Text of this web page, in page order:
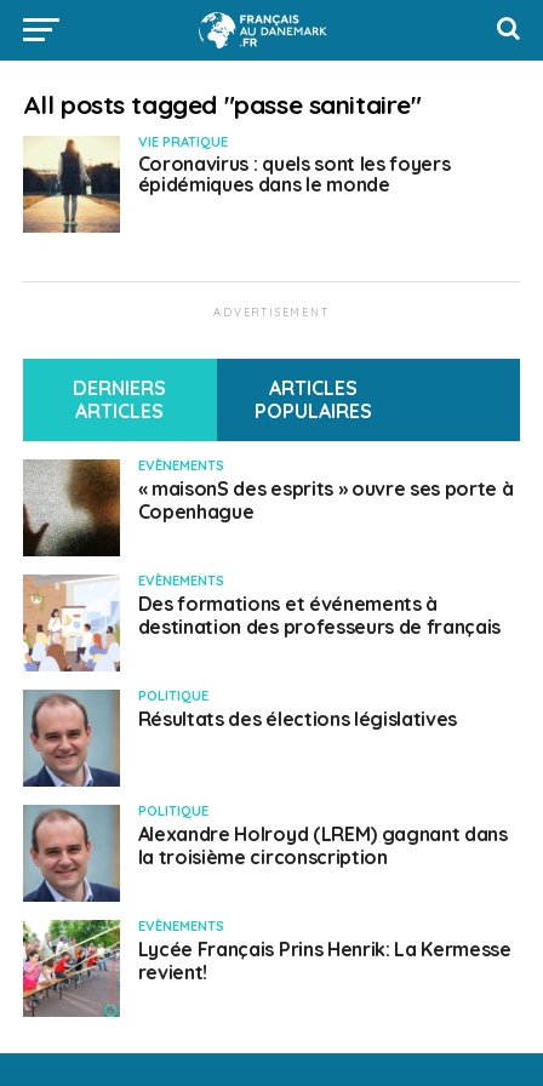
All posts tagged "passe sanitaire"
VIE PRATIQUE
Coronavirus : quels sont les foyers
épidémiques dans le monde
ADVERTISEMENT
DERNIERS
ARTICLES
ARTICLES
POPULAIRES
EVÈNEMENTS
« maisonS des esprits » ouvre ses porte à
Copenhague
EVÈNEMENTS
Des formations et événements à
destination des professeurs de français
POLITIQUE
Résultats des élections législatives
POLITIQUE
Alexandre Holroyd (LREM) gagnant dans
la troisième circonscription
EVÈNEMENTS
Lycée Français Prins Henrik: La Kermesse
revient!